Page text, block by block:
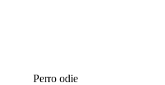
Perro odie